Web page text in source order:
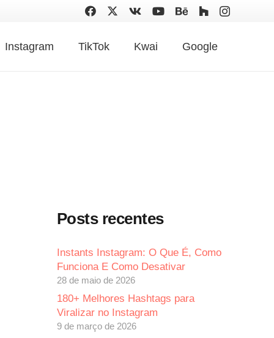
Instagram TikTok Kwai Google
Posts recentes
Instants Instagram: O Que É, Como
Funciona E Como Desativar
28 de maio de 2026
180+ Melhores Hashtags para
Viralizar no Instagram
9 de março de 2026